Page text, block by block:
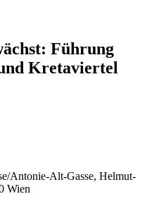
Führung
Kretaviertel
Antonie-Alt-Gasse, Helmut-
Wien